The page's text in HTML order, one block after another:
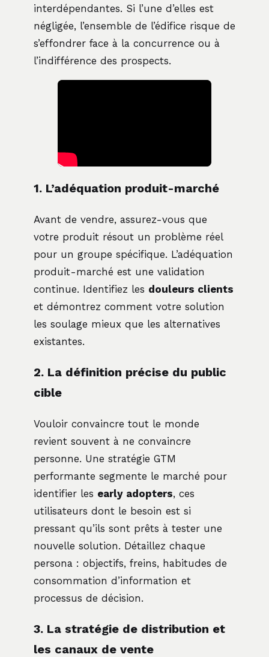
interdépendantes. Si l’une d’elles est
négligée, l’ensemble de l’édifice risque de
s’effondrer face à la concurrence ou à
l’indifférence des prospects.
1. L’adéquation produit-marché
Avant de vendre, assurez-vous que
votre produit résout un problème réel
pour un groupe spécifique. L’adéquation
produit-marché est une validation
continue. Identifiez les douleurs clients
et démontrez comment votre solution
les soulage mieux que les alternatives
existantes.
2. La définition précise du public
cible
Vouloir convaincre tout le monde
revient souvent à ne convaincre
personne. Une stratégie GTM
performante segmente le marché pour
identifier les early adopters, ces
utilisateurs dont le besoin est si
pressant qu’ils sont prêts à tester une
nouvelle solution. Détaillez chaque
persona : objectifs, freins, habitudes de
consommation d’information et
processus de décision.
3. La stratégie de distribution et
les canaux de vente